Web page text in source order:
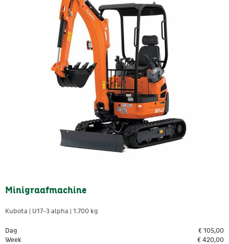
Minigraafmachine
Kubota | U17-3 alpha | 1.700 kg
Dag € 105,00
Week
€ 420,00